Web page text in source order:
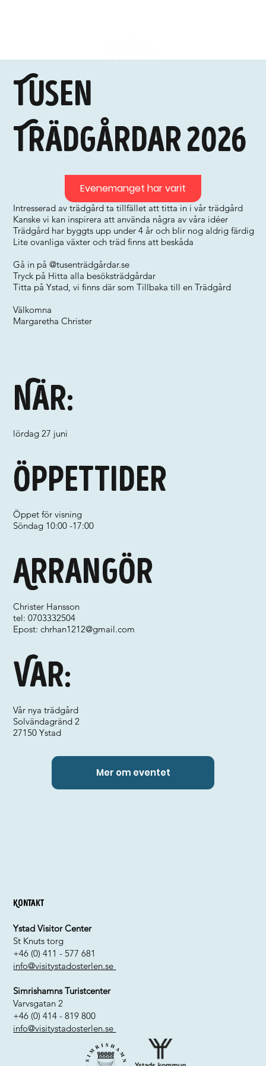
Tusen
Trädgårdar 2026
Intresserad av trädgård ta tillfället att titta in i vår trädgård
Kanske vi kan inspirera att använda några av våra idéer
Trädgård har byggts upp under 4 år och blir nog aldrig färdig
Lite ovanliga växter och träd finns att beskåda
Gå in på @tusenträdgårdar.se
Tryck på Hitta alla besöksträdgårdar
Titta på Ystad, vi finns där som Tillbaka till en Trädgård
Välkomna
Margaretha Christer
När:
lördag 27 juni
Var:
Arrangör
Christer Hansson
tel: 0703332504
Epost:chrhan1212@gmail.com
Vår nya trädgård
Solvändagränd 2
27150 Ystad
Öppettider
Öppet för visning
Söndag 10:00 -17:00
Mer om eventet
Evenemanget har varit
Kontakt
Ystad Visitor Center
St Knuts torg
+46 (0) 411 - 577 681
info@visitystadosterlen.se
Simrishamns Turistcenter
Varvsgatan 2
+46 (0) 414 - 819 800
info@visitystadosterlen.se